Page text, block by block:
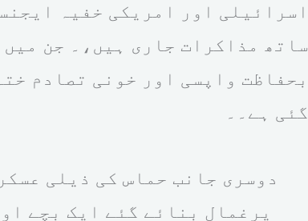
اسرائیلی اور امریکی خفیہ
ساتھ مذاکرات جاری ہیں،۔ جن
بحفاظت واپسی اور خونی تصادم
گئی ہے۔۔
دوسری جانب حماس کی ذیلی
یرغمال بنائے گئے ایک بچے